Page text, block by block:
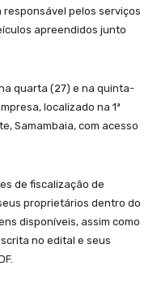
responsável pelos serviços
apreendidos junto
quarta (27) e na quinta-
localizado na 1ª
Samambaia, com acesso
de fiscalização de
proprietários dentro do
disponíveis, assim como
no edital e seus